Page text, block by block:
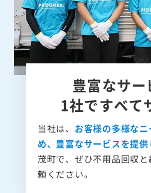
豊富なサー
1社ですべて
当社は、 お客様の多様な
め、豊富なサービスを提供
茂町で、ぜひ不用品回収
頼ください。